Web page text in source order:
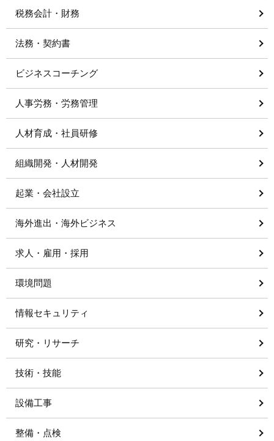
税務会計・財務
法務・契約書
ビジネスコーチング
人事労務・労務管理
人材育成・社員研修
組織開発・人材開発
起業・会社設立
海外進出・海外ビジネス
求人・雇用・採用
環境問題
情報セキュリティ
研究・リサーチ
技術・技能
設備工事
整備・点検